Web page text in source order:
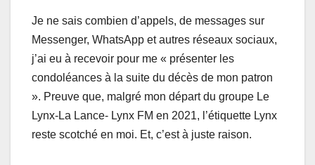
Je ne sais combien d’appels, de messages sur
Messenger, WhatsApp et autres réseaux sociaux,
j’ai eu à recevoir pour me « présenter les
condoléances à la suite du décès de mon patron
». Preuve que, malgré mon départ du groupe Le
Lynx-La Lance- Lynx FM en 2021, l’étiquette Lynx
reste scotché en moi. Et, c’est à juste raison.